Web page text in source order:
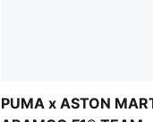
PUMA x ASTON